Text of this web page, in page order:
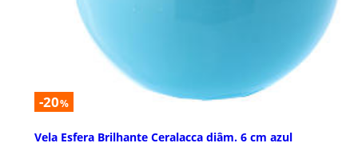
-20%
Vela Esfera Brilhante Ceralacca diâm. 6 cm azul